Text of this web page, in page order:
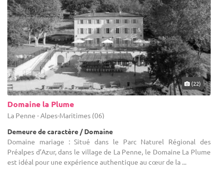
(22)
Domaine la Plume
La Penne - Alpes-Maritimes (06)
Demeure de caractère / Domaine
Domaine mariage : Situé dans le Parc Naturel Régional des
Préalpes d’Azur, dans le village de La Penne, le Domaine La Plume
est idéal pour une expérience authentique au cœur de la ...